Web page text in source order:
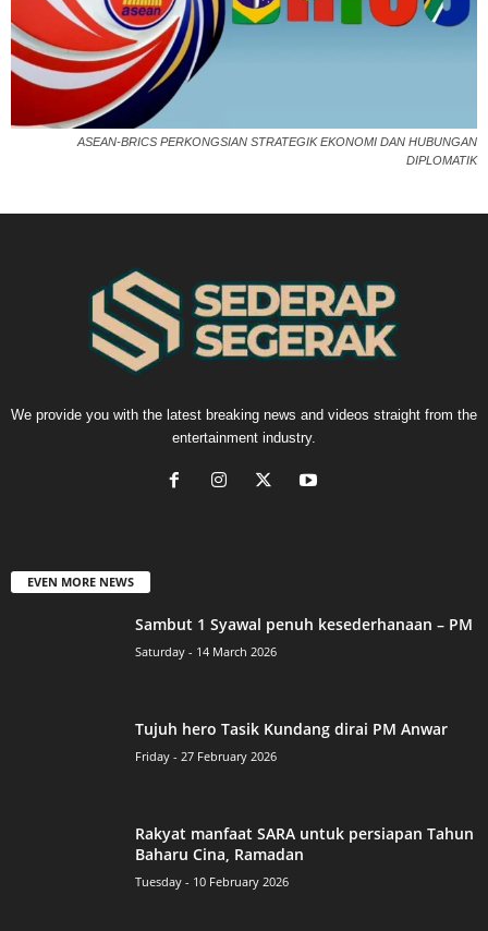
ASEAN-BRICS PERKONGSIAN STRATEGIK EKONOMI DAN HUBUNGAN
DIPLOMATIK
We provide you with the latest breaking news and videos straight from the
entertainment industry.
EVEN MORE NEWS
Sambut 1 Syawal penuh kesederhanaan – PM
Saturday - 14 March 2026
Tujuh hero Tasik Kundang dirai PM Anwar
Friday - 27 February 2026
Rakyat manfaat SARA untuk persiapan Tahun
Baharu Cina, Ramadan
Tuesday - 10 February 2026